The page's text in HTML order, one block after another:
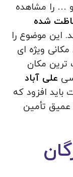
و … را مشاهده
شده
این موضوع را
ویژه ای
ترین مکان
علی آباد
باید افزود که
عمیق تأمین